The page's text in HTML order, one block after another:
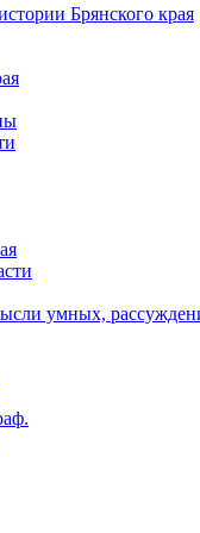
Брянского края
умных,